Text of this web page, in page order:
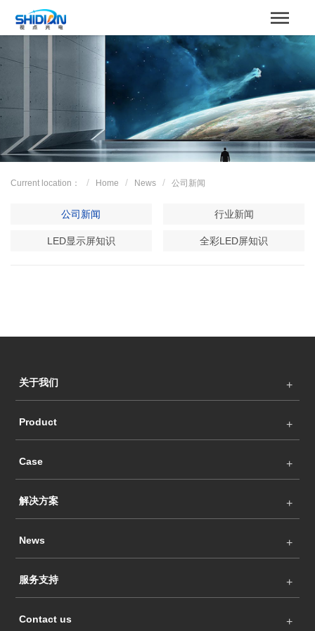
Home
关于我们
Product
Case
Current location： Home News 公司新闻
公司新闻 行业新闻
LED显示屏知识 全彩LED屏知识
关于我们
Product
Case
解决方案
News
服务支持
Contact us